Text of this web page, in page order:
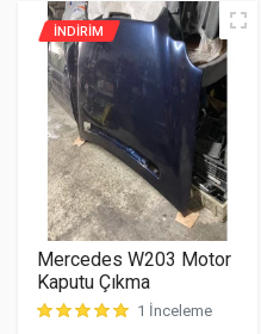
İNDIRIM
Mercedes W203 Motor
Kaputu Çıkma
1 İnceleme